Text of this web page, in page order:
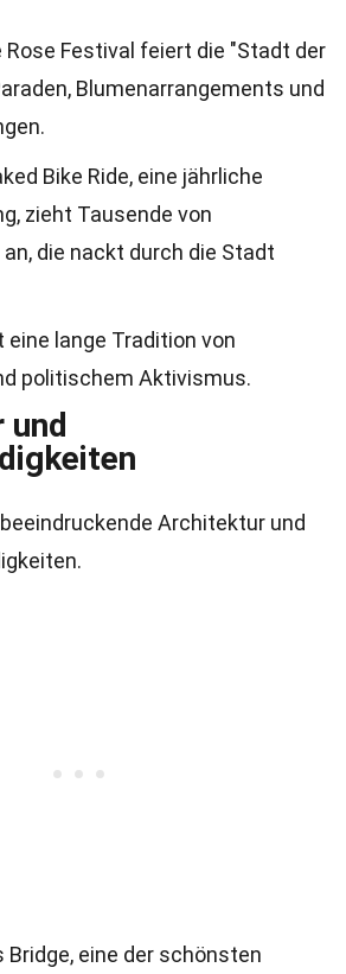
Rose Festival feiert die "Stadt der
Blumenarrangements und
Bike Ride, eine jährliche
zieht Tausende von
die nackt durch die Stadt
eine lange Tradition von
politischem Aktivismus.
Architektur und
Bridge, eine der schönsten